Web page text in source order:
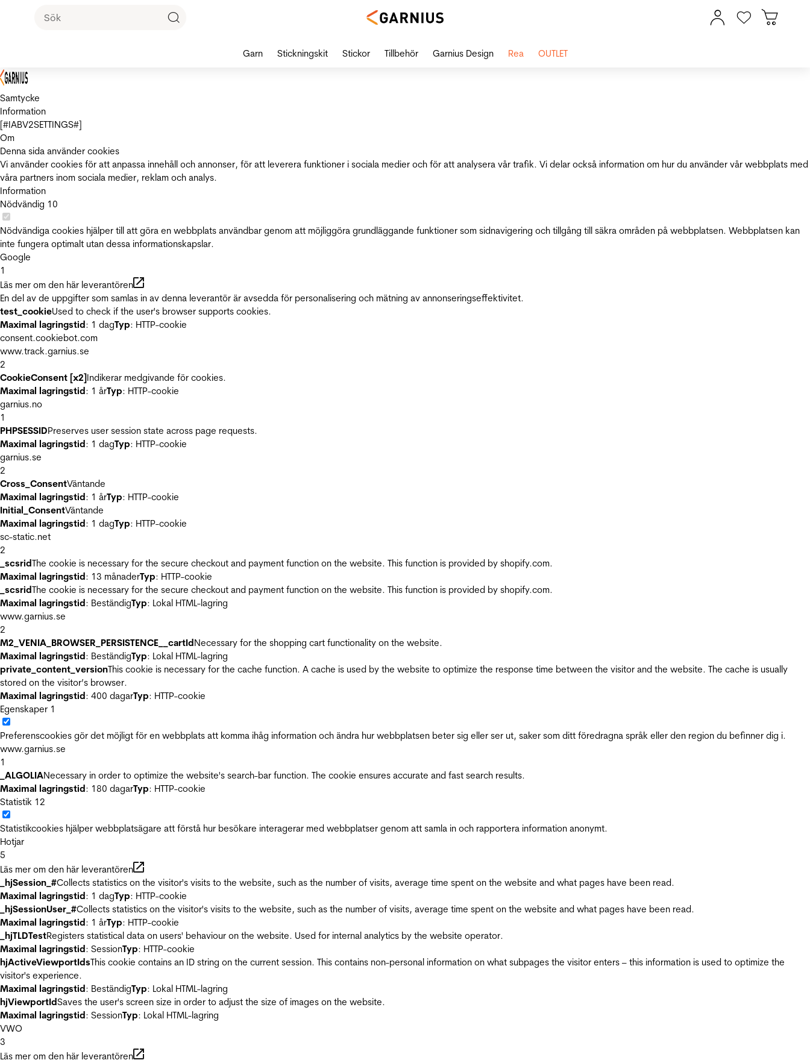
Samtycke
Information
[#IABV2SETTINGS#]
Om
Denna sida använder cookies
Vi använder cookies för att anpassa innehåll och annonser, för att leverera funktioner i sociala medier och för att analysera vår trafik. Vi delar också information om hur du använder vår webbplats med
våra partners inom sociala medier, reklam och analys.
Information
Nödvändig 10
Nödvändiga cookies hjälper till att göra en webbplats användbar genom att möjliggöra grundläggande funktioner som sidnavigering och tillgång till säkra områden på webbplatsen. Webbplatsen kan
inte fungera optimalt utan dessa informationskapslar.
Google
1
Läs mer om den här leverantören
En del av de uppgifter som samlas in av denna leverantör är avsedda för personalisering och mätning av annonseringseffektivitet.
test_cookieUsed to check if the user's browser supports cookies.
Maximal lagringstid: 1 dagTyp: HTTP-cookie
consent.cookiebot.com
www.track.garnius.se
2
CookieConsent [x2]Indikerar medgivande för cookies.
Maximal lagringstid: 1 årTyp: HTTP-cookie
garnius.no
1
PHPSESSIDPreserves user session state across page requests.
Maximal lagringstid: 1 dagTyp: HTTP-cookie
garnius.se
2
Cross_ConsentVäntande
Maximal lagringstid: 1 årTyp: HTTP-cookie
Initial_ConsentVäntande
Maximal lagringstid: 1 dagTyp: HTTP-cookie
sc-static.net
2
_scsridThe cookie is necessary for the secure checkout and payment function on the website. This function is provided by shopify.com.
Maximal lagringstid: 13 månaderTyp: HTTP-cookie
_scsridThe cookie is necessary for the secure checkout and payment function on the website. This function is provided by shopify.com.
Maximal lagringstid: BeständigTyp: Lokal HTML-lagring
www.garnius.se
2
M2_VENIA_BROWSER_PERSISTENCE__cartIdNecessary for the shopping cart functionality on the website.
Maximal lagringstid: BeständigTyp: Lokal HTML-lagring
private_content_versionThis cookie is necessary for the cache function. A cache is used by the website to optimize the response time between the visitor and the website. The cache is usually
stored on the visitor’s browser.
Maximal lagringstid: 400 dagarTyp: HTTP-cookie
Egenskaper 1
Preferenscookies gör det möjligt för en webbplats att komma ihåg information och ändra hur webbplatsen beter sig eller ser ut, saker som ditt föredragna språk eller den region du befinner dig i.
www.garnius.se
1
_ALGOLIANecessary in order to optimize the website's search-bar function. The cookie ensures accurate and fast search results.
Maximal lagringstid: 180 dagarTyp: HTTP-cookie
Statistik 12
Statistikcookies hjälper webbplatsägare att förstå hur besökare interagerar med webbplatser genom att samla in och rapportera information anonymt.
Hotjar
5
Läs mer om den här leverantören
_hjSession_#Collects statistics on the visitor's visits to the website, such as the number of visits, average time spent on the website and what pages have been read.
Maximal lagringstid: 1 dagTyp: HTTP-cookie
_hjSessionUser_#Collects statistics on the visitor's visits to the website, such as the number of visits, average time spent on the website and what pages have been read.
Maximal lagringstid: 1 årTyp: HTTP-cookie
_hjTLDTestRegisters statistical data on users' behaviour on the website. Used for internal analytics by the website operator.
Maximal lagringstid: SessionTyp: HTTP-cookie
hjActiveViewportIdsThis cookie contains an ID string on the current session. This contains non-personal information on what subpages the visitor enters – this information is used to optimize the
visitor's experience.
Maximal lagringstid: BeständigTyp: Lokal HTML-lagring
hjViewportIdSaves the user's screen size in order to adjust the size of images on the website.
Maximal lagringstid: SessionTyp: Lokal HTML-lagring
VWO
3
Läs mer om den här leverantören
Garn Stickningskit Stickor Tillbehör Garnius Design Rea OUTLET